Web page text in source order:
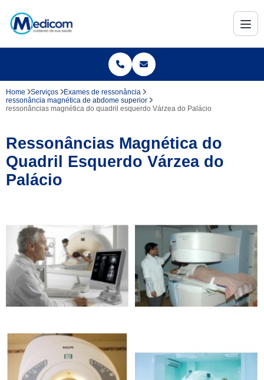
Home Serviços
Exames de ressonância
ressonância magnética de abdome superior
ressonâncias magnética do quadril esquerdo Várzea do Palácio
Ressonâncias Magnética do
Quadril Esquerdo Várzea do
Palácio